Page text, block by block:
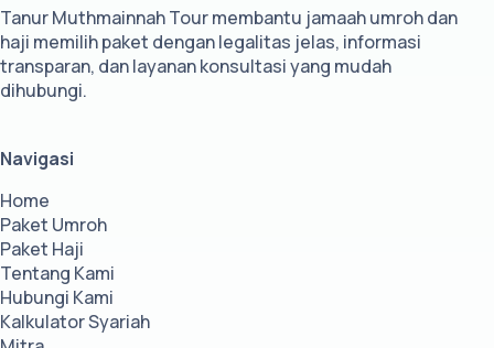
Tanur Muthmainnah Tour membantu jamaah umroh dan
haji memilih paket dengan legalitas jelas, informasi
transparan, dan layanan konsultasi yang mudah
dihubungi.
Navigasi
Home
Paket Umroh
Paket Haji
Tentang Kami
Hubungi Kami
Kalkulator Syariah